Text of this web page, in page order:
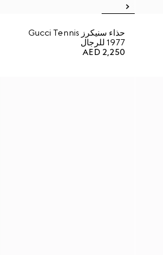
حذاء سنيكرز Gucci Tennis
1977 للرجال
AED 2,250